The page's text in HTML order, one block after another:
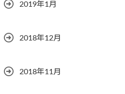
2019年1月
2018年12月
2018年11月